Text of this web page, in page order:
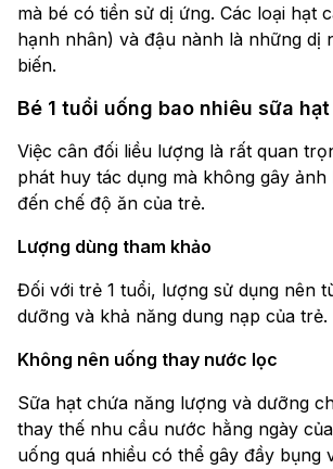
mà bé có tiền sử dị ứng. Các loại hạt
hạnh nhân) và đậu nành là những dị
biến.
Bé 1 tuổi uống bao nhiêu sữa
Việc cân đối liều lượng là rất quan
phát huy tác dụng mà không gây
đến chế độ ăn của trẻ.
Lượng dùng tham khảo
Đối với trẻ 1 tuổi, lượng sử dụng nên
dưỡng và khả năng dung nạp của trẻ.
Không nên uống thay nước lọc
Sữa hạt chứa năng lượng và dưỡng
thay thế nhu cầu nước hằng ngày
uống quá nhiều có thể gây đầy bụng